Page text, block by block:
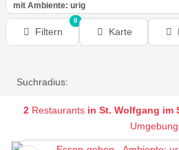
mit Ambiente: urig
Filtern
0
Karte
Suchradius:
2Restaurants in St. Wolfgang im
Umgebung